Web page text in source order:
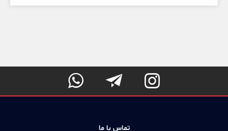



تماس با ما